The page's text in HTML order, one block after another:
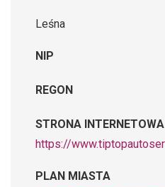
Leśna
NIP
REGON
STRONA INTERNETOWA
https://
PLAN MIASTA